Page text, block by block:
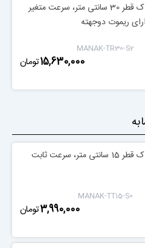
میز گردان ماناک قطر 30 سانتی متر، سرعت متغیر
ریموت دوجهته
MANAK-TR30-S2
‎15,630,000تومان
سرعت ثابت
MANAK-TT15-S0
‎3,990,000تومان